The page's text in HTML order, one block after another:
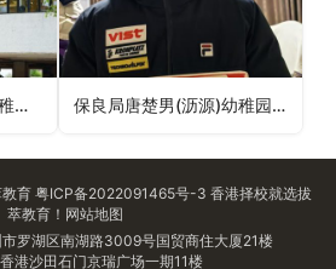
基督徒信望爱堂华明幼稚园Christian the Faith Hope Love Church Wah Ming Kindergarten（北区幼稚园） 保良局唐楚男(沥源)幼稚园PLK Tong Chor Nam (Lek Yuen) Kindergarten（沙田区幼稚园）
育 粤ICP备2022091465号-3 香港择校就选拔
萃教育！ 网站地图
罗湖区南湖路3009号国贸商住大厦21楼
港沙田石门京瑞广场一期11楼